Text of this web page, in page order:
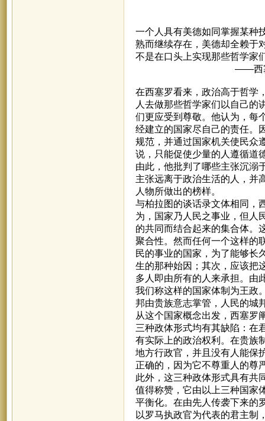
一个人具有美德如同掌握某种
熟而继续存在，美德却全赖于
不是在口头上实现那些哲
——西塞罗《论
在西塞罗看来，政治高于哲学
人去做那些哲学家们以自己的
们更应受到尊敬。他认为，每
经建立的国家尽自己的责任。
规范，并通过国家机关使民众
说，只能促使少量的人遵循道
由此，他批判了哪些主张沉溺
主张远离于政治生活的人，并
人物所做出的榜样。
与柏拉图的谈话录文体相同，
为，国家乃人民之事业，但人
的共同而结合起来的集合体。
聚合性。然而任何一个这样的
民的事业的国家，为了能够长
生的那种始因；其次，应该把
多人即由所有的人来承担。由
我们称这样的国家体制为王政
邦由贵族意志掌管，人民的城
从这个国家概念出发，西塞罗
三种政体形式均有其缺陷：在
有实际上的政治权利。在贵族
地方行政官，并且没有人能保
正确的，因为它不尊重人的尊
此外，这三种政体形式具有共
值得称赞，它由以上三种国家
平衡化。在由先人传袭下来的
以罗马执政官为代表的君主制